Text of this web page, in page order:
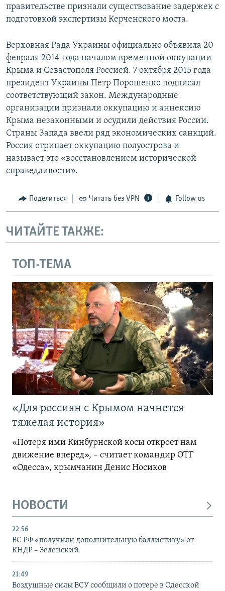
правительстве признали существование задержек с
подготовкой экспертизы Керченского моста.
Верховная Рада Украины официально объявила 20
февраля 2014 года началом временной оккупации
Крыма и Севастополя Россией. 7 октября 2015 года
президент Украины Петр Порошенко подписал
соответствующий закон. Международные
организации признали оккупацию и аннексию
Крыма незаконными и осудили действия России.
Страны Запада ввели ряд экономических санкций.
Россия отрицает оккупацию полуострова и
называет это «восстановлением исторической
справедливости».
Поделиться Читать без VPN Follow us
ЧИТАЙТЕ ТАКЖЕ:
ТОП-ТЕМА
«Для россиян с Крымом начнется
тяжелая история»
«Потеря ими Кинбурнской косы откроет нам
движение вперед», – считает командир ОТГ
«Одесса», крымчанин Денис Носиков
НОВОСТИ
22:56
ВС РФ «получили дополнительную баллистику» от
КНДР – Зеленский
21:49
Воздушные силы ВСУ сообщили о потере в Одесской